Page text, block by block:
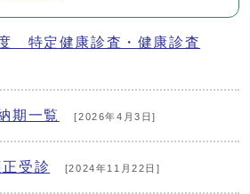
特定健康診査・健康診査
期一覧 [2026年4月3日]
受診 [2024年11月22日]